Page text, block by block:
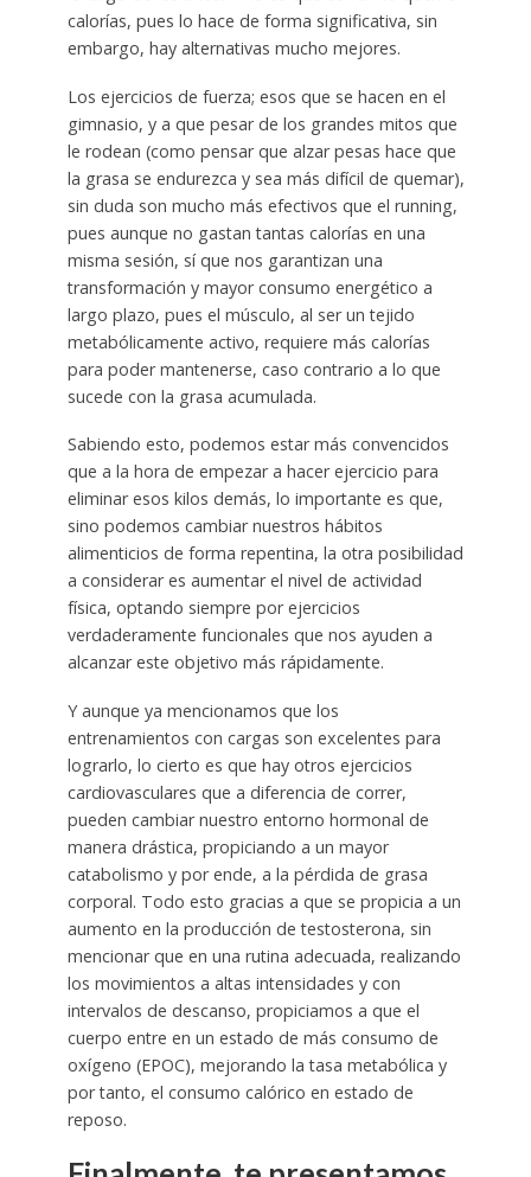
calorías, pues lo hace de forma significativa, sin
embargo, hay alternativas mucho mejores.
Los ejercicios de fuerza; esos que se hacen en el
gimnasio, y a que pesar de los grandes mitos que
le rodean (como pensar que alzar pesas hace que
la grasa se endurezca y sea más difícil de quemar),
sin duda son mucho más efectivos que el running,
pues aunque no gastan tantas calorías en una
misma sesión, sí que nos garantizan una
transformación y mayor consumo energético a
largo plazo, pues el músculo, al ser un tejido
metabólicamente activo, requiere más calorías
para poder mantenerse, caso contrario a lo que
sucede con la grasa acumulada.
Sabiendo esto, podemos estar más convencidos
que a la hora de empezar a hacer ejercicio para
eliminar esos kilos demás, lo importante es que,
sino podemos cambiar nuestros hábitos
alimenticios de forma repentina, la otra posibilidad
a considerar es aumentar el nivel de actividad
física, optando siempre por ejercicios
verdaderamente funcionales que nos ayuden a
alcanzar este objetivo más rápidamente.
Y aunque ya mencionamos que los
entrenamientos con cargas son excelentes para
lograrlo, lo cierto es que hay otros ejercicios
cardiovasculares que a diferencia de correr,
pueden cambiar nuestro entorno hormonal de
manera drástica, propiciando a un mayor
catabolismo y por ende, a la pérdida de grasa
corporal. Todo esto gracias a que se propicia a un
aumento en la producción de testosterona, sin
mencionar que en una rutina adecuada, realizando
los movimientos a altas intensidades y con
intervalos de descanso, propiciamos a que el
cuerpo entre en un estado de más consumo de
oxígeno (EPOC), mejorando la tasa metabólica y
por tanto, el consumo calórico en estado de
reposo.